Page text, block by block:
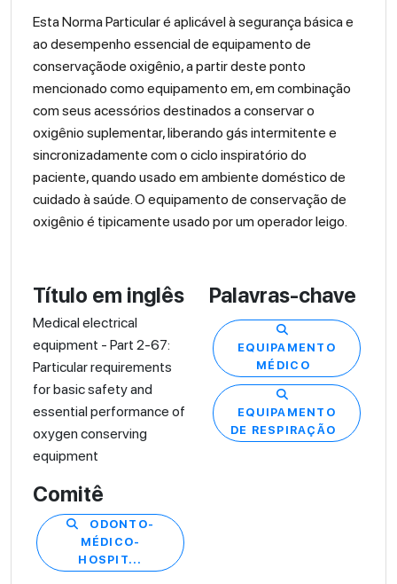
Esta Norma Particular é aplicável à segurança básica e
ao desempenho essencial de equipamento de
conservaçãode oxigênio, a partir deste ponto
mencionado como equipamento em, em combinação
com seus acessórios destinados a conservar o
oxigênio suplementar, liberando gás intermitente e
sincronizadamente com o ciclo inspiratório do
paciente, quando usado em ambiente doméstico de
cuidado à saúde. O equipamento de conservação de
oxigênio é tipicamente usado por um operador leigo.
Título em inglês
Medical electrical
equipment - Part 2-67:
Particular requirements
for basic safety and
essential performance of
oxygen conserving
equipment
Comitê
ODONTO-
MÉDICO-
HOSPIT...
Palavras-chave
EQUIPAMENTO
MÉDICO
EQUIPAMENTO
DE RESPIRAÇÃO